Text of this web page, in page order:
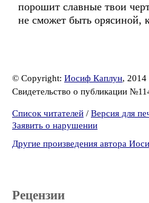
порошит славные твои
не сможет быть орясиной,
© Copyright: Иосиф Каплун, 2014
Свидетельство о публикации
Список читателей / Версия для
Заявить о нарушении
Другие произведения автора
Рецензии